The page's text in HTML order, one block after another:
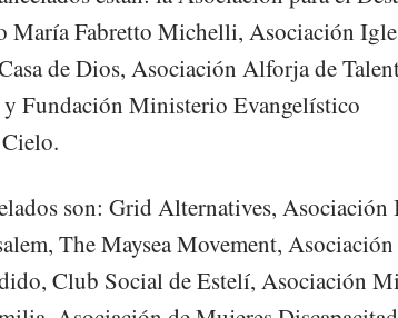
María Fabretto Michelli, Asociación
de Dios, Asociación Alforja de
Fundación Ministerio Evangelístico
son: Grid Alternatives, Asociación
The Maysea Movement,
Club Social de Estelí, Asociación